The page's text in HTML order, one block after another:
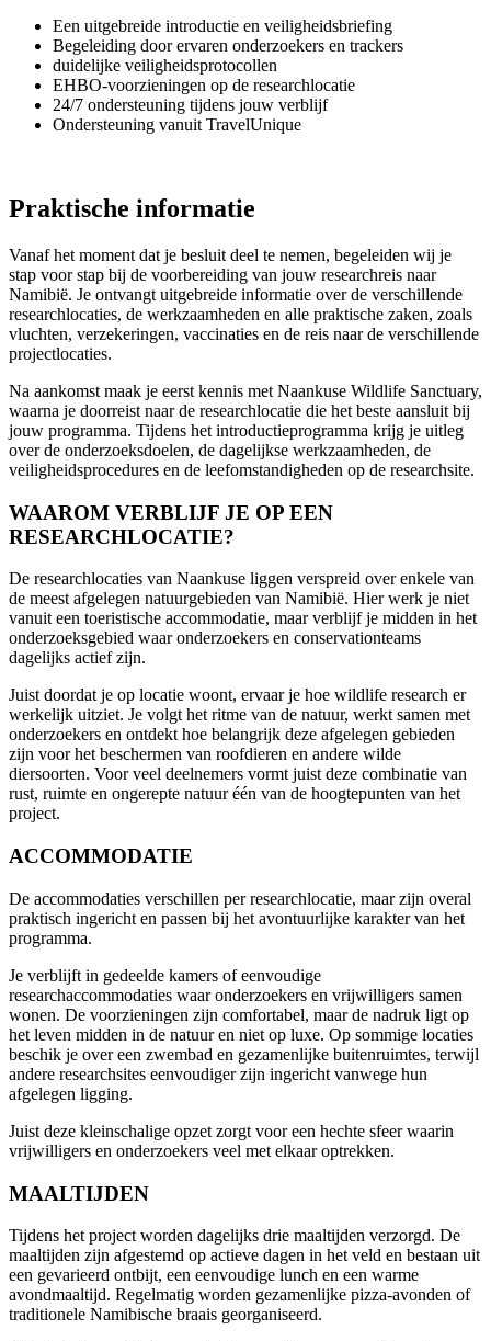
Een uitgebreide introductie en veiligheidsbriefing
Begeleiding door ervaren onderzoekers en trackers
duidelijke veiligheidsprotocollen
EHBO-voorzieningen op de researchlocatie
24/7 ondersteuning tijdens jouw verblijf
Ondersteuning vanuit TravelUnique
Praktische informatie
Vanaf het moment dat je besluit deel te nemen, begeleiden wij je
stap voor stap bij de voorbereiding van jouw researchreis naar
Namibië. Je ontvangt uitgebreide informatie over de verschillende
researchlocaties, de werkzaamheden en alle praktische zaken, zoals
vluchten, verzekeringen, vaccinaties en de reis naar de verschillende
projectlocaties.
Na aankomst maak je eerst kennis met Naankuse Wildlife Sanctuary,
waarna je doorreist naar de researchlocatie die het beste aansluit bij
jouw programma. Tijdens het introductieprogramma krijg je uitleg
over de onderzoeksdoelen, de dagelijkse werkzaamheden, de
veiligheidsprocedures en de leefomstandigheden op de researchsite.
WAAROM VERBLIJF JE OP EEN
RESEARCHLOCATIE?
De researchlocaties van Naankuse liggen verspreid over enkele van
de meest afgelegen natuurgebieden van Namibië. Hier werk je niet
vanuit een toeristische accommodatie, maar verblijf je midden in het
onderzoeksgebied waar onderzoekers en conservationteams
dagelijks actief zijn.
Juist doordat je op locatie woont, ervaar je hoe wildlife research er
werkelijk uitziet. Je volgt het ritme van de natuur, werkt samen met
onderzoekers en ontdekt hoe belangrijk deze afgelegen gebieden
zijn voor het beschermen van roofdieren en andere wilde
diersoorten. Voor veel deelnemers vormt juist deze combinatie van
rust, ruimte en ongerepte natuur één van de hoogtepunten van het
project.
ACCOMMODATIE
De accommodaties verschillen per researchlocatie, maar zijn overal
praktisch ingericht en passen bij het avontuurlijke karakter van het
programma.
Je verblijft in gedeelde kamers of eenvoudige
researchaccommodaties waar onderzoekers en vrijwilligers samen
wonen. De voorzieningen zijn comfortabel, maar de nadruk ligt op
het leven midden in de natuur en niet op luxe. Op sommige locaties
beschik je over een zwembad en gezamenlijke buitenruimtes, terwijl
andere researchsites eenvoudiger zijn ingericht vanwege hun
afgelegen ligging.
Juist deze kleinschalige opzet zorgt voor een hechte sfeer waarin
vrijwilligers en onderzoekers veel met elkaar optrekken.
MAALTIJDEN
Tijdens het project worden dagelijks drie maaltijden verzorgd. De
maaltijden zijn afgestemd op actieve dagen in het veld en bestaan uit
een gevarieerd ontbijt, een eenvoudige lunch en een warme
avondmaaltijd. Regelmatig worden gezamenlijke pizza-avonden of
traditionele Namibische braais georganiseerd.